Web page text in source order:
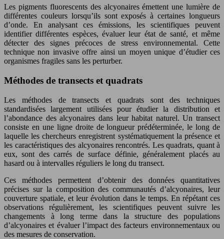
Les pigments fluorescents des alcyonaires émettent une lumière de
différentes couleurs lorsqu’ils sont exposés à certaines longueurs
d’onde. En analysant ces émissions, les scientifiques peuvent
identifier différentes espèces, évaluer leur état de santé, et même
détecter des signes précoces de stress environnemental. Cette
technique non invasive offre ainsi un moyen unique d’étudier ces
organismes fragiles sans les perturber.
Méthodes de transects et quadrats
Les méthodes de transects et quadrats sont des techniques
standardisées largement utilisées pour étudier la distribution et
l’abondance des alcyonaires dans leur habitat naturel. Un transect
consiste en une ligne droite de longueur prédéterminée, le long de
laquelle les chercheurs enregistrent systématiquement la présence et
les caractéristiques des alcyonaires rencontrés. Les quadrats, quant à
eux, sont des carrés de surface définie, généralement placés au
hasard ou à intervalles réguliers le long du transect.
Ces méthodes permettent d’obtenir des données quantitatives
précises sur la composition des communautés d’alcyonaires, leur
couverture spatiale, et leur évolution dans le temps. En répétant ces
observations régulièrement, les scientifiques peuvent suivre les
changements à long terme dans la structure des populations
d’alcyonaires et évaluer l’impact des facteurs environnementaux ou
des mesures de conservation.